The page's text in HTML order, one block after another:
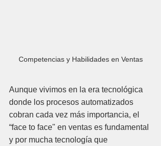
Competencias y Habilidades en Ventas
Aunque vivimos en la era tecnológica
donde los procesos automatizados
cobran cada vez más importancia, el
“face to face" en ventas es fundamental
y por mucha tecnología que